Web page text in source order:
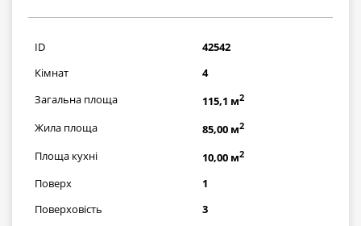
2175000грн
ID
42542
Кімнат
4
Загальна площа
115,1 м2
Жила площа 85,00 м2
Площа кухні 10,00 м2
Поверх
1
Поверховість
3